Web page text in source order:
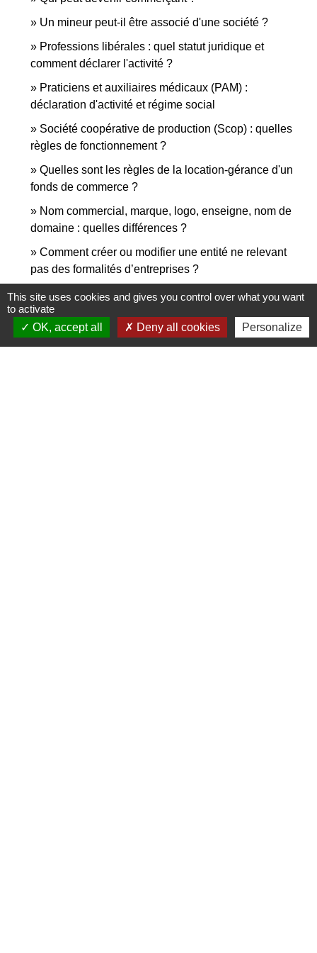
Un mineur peut-il être associé d'une société ?
Professions libérales : quel statut juridique et
comment déclarer l'activité ?
Praticiens et auxiliaires médicaux (PAM) :
déclaration d'activité et régime social
Société coopérative de production (Scop) : quelles
règles de fonctionnement ?
Quelles sont les règles de la location-gérance d'un
fonds de commerce ?
Nom commercial, marque, logo, enseigne, nom de
domaine : quelles différences ?
Comment créer ou modifier une entité ne relevant
pas des formalités d’entreprises ?
Qu'est-ce que le statut national étudiant-
entrepreneur ?
This site uses cookies and gives you control over what you want
to activate
OK, accept all
Deny all cookies Personalize